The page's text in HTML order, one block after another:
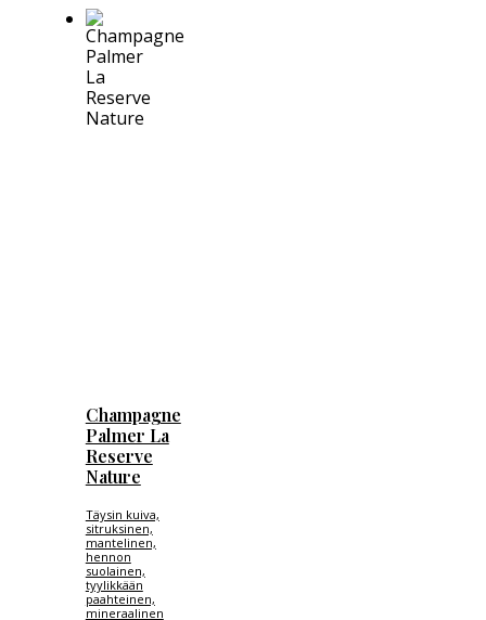
Champagne
Palmer La
Reserve
Nature
Täysin kuiva,
sitruksinen,
mantelinen,
hennon
suolainen,
tyylikkään
paahteinen,
mineraalinen